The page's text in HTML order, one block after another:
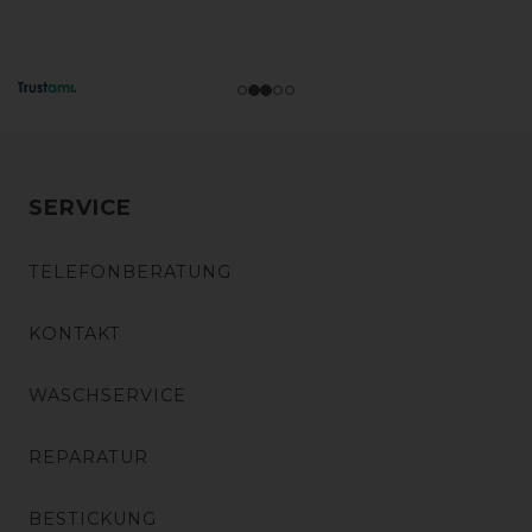
SERVICE
TELEFONBERATUNG
KONTAKT
WASCHSERVICE
REPARATUR
BESTICKUNG